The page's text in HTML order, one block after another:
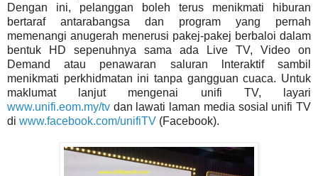
Dengan ini, pelanggan boleh terus menikmati hiburan
bertaraf antarabangsa dan program yang pernah
memenangi anugerah menerusi pakej-pakej berbaloi dalam
bentuk HD sepenuhnya sama ada Live TV, Video on
Demand atau penawaran saluran lnteraktif sambil
menikmati perkhidmatan ini tanpa gangguan cuaca. Untuk
maklumat lanjut mengenai unifi TV, layari
www.unifi.eom.my/tv dan lawati laman media sosial unifi TV
di www.facebook.com/unifiTV (Facebook).